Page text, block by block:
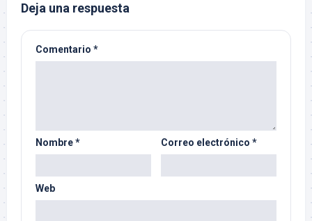
Deja una respuesta
Comentario *
Nombre* Correo electrónico *
Web